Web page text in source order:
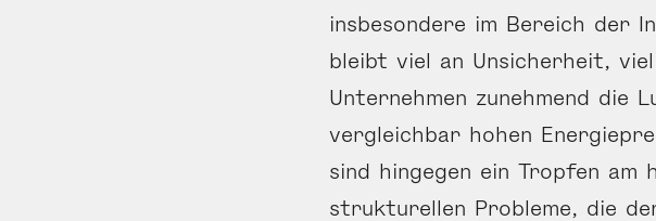
insbesondere im Bereich der
bleibt viel an Unsicherheit,
Unternehmen zunehmend die
vergleichbar hohen
sind hingegen ein Tropfen
strukturellen Probleme, die